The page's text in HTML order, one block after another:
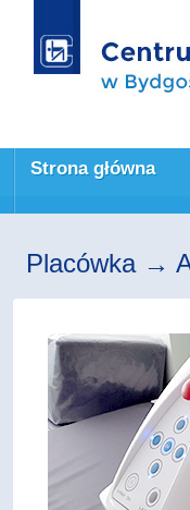
Strona główna
Placówka →